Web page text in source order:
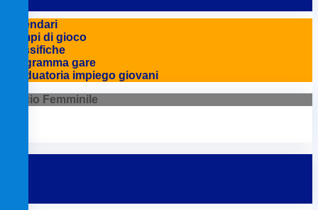
Calendari
Campi di gioco
Classifiche
Programma gare
Graduatoria impiego giovani
Calcio Femminile